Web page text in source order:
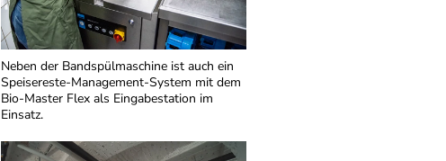
Neben der Bandspülmaschine ist auch ein
Speisereste-Management-System mit dem
Bio-Master Flex als Eingabestation im
Einsatz.